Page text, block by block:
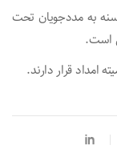
به مددجویان تحت
است.